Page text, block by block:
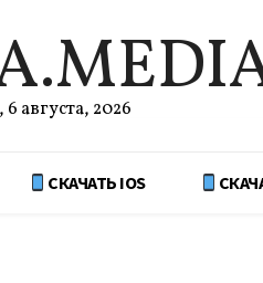
августа, 2026
СКАЧАТЬ IOS